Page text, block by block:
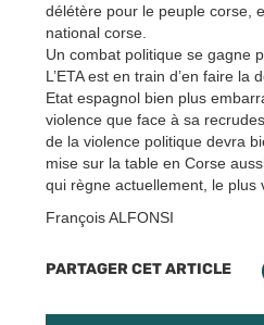
délétère pour le peuple corse,
national corse.
Un combat politique se gagne
L’ETA est en train d’en faire la
Etat espagnol bien plus
violence que face à sa
de la violence politique devra
mise sur la table en Corse
qui règne actuellement, le plus
François ALFONSI
PARTAGER CET ARTICLE